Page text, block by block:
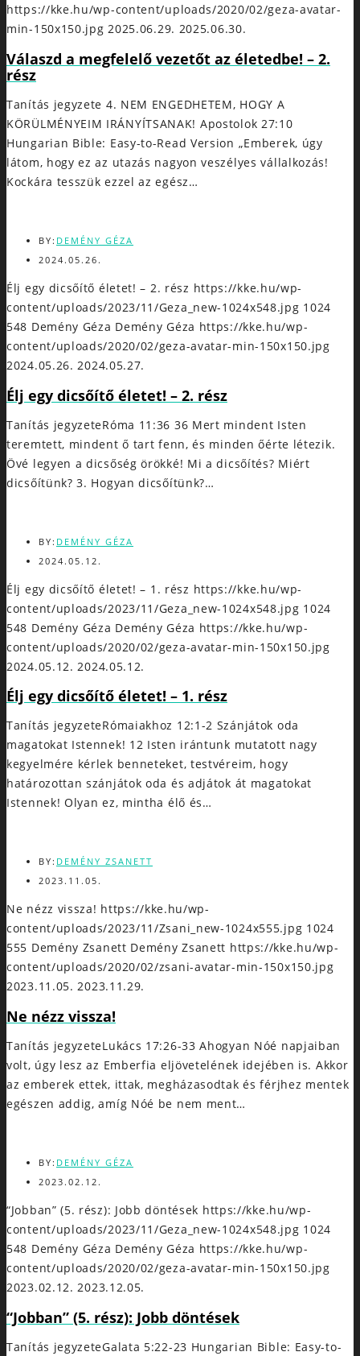
https://kke.hu/wp-content/uploads/2020/02/geza-avatar-
min-150x150.jpg 2025.06.29. 2025.06.30.
Válaszd a megfelelő vezetőt az életedbe! – 2.
rész
Tanítás jegyzete 4. NEM ENGEDHETEM, HOGY A
KÖRÜLMÉNYEIM IRÁNYÍTSANAK! Apostolok 27:10
Hungarian Bible: Easy-to-Read Version „Emberek, úgy
látom, hogy ez az utazás nagyon veszélyes vállalkozás!
Kockára tesszük ezzel az egész…
BY: DEMÉNY GÉZA
2024.05.26.
Élj egy dicsőítő életet! – 2. rész https://kke.hu/wp-
content/uploads/2023/11/Geza_new-1024x548.jpg 1024
548 Demény Géza Demény Géza https://kke.hu/wp-
content/uploads/2020/02/geza-avatar-min-150x150.jpg
2024.05.26. 2024.05.27.
Élj egy dicsőítő életet! – 2. rész
Tanítás jegyzeteRóma 11:36 36 Mert mindent Isten
teremtett, mindent ő tart fenn, és minden őérte létezik.
Övé legyen a dicsőség örökké! Mi a dicsőítés? Miért
dicsőítünk? 3. Hogyan dicsőítünk?…
BY: DEMÉNY GÉZA
2024.05.12.
Élj egy dicsőítő életet! – 1. rész https://kke.hu/wp-
content/uploads/2023/11/Geza_new-1024x548.jpg 1024
548 Demény Géza Demény Géza https://kke.hu/wp-
content/uploads/2020/02/geza-avatar-min-150x150.jpg
2024.05.12. 2024.05.12.
Élj egy dicsőítő életet! – 1. rész
Tanítás jegyzeteRómaiakhoz 12:1-2 Szánjátok oda
magatokat Istennek! 12 Isten irántunk mutatott nagy
kegyelmére kérlek benneteket, testvéreim, hogy
határozottan szánjátok oda és adjátok át magatokat
Istennek! Olyan ez, mintha élő és…
BY: DEMÉNY ZSANETT
2023.11.05.
Ne nézz vissza! https://kke.hu/wp-
content/uploads/2023/11/Zsani_new-1024x555.jpg 1024
555 Demény Zsanett Demény Zsanett https://kke.hu/wp-
content/uploads/2020/02/zsani-avatar-min-150x150.jpg
2023.11.05. 2023.11.29.
Ne nézz vissza!
Tanítás jegyzeteLukács 17:26-33 Ahogyan Nóé napjaiban
volt, úgy lesz az Emberfia eljövetelének idejében is. Akkor
az emberek ettek, ittak, megházasodtak és férjhez mentek
egészen addig, amíg Nóé be nem ment…
BY: DEMÉNY GÉZA
2023.02.12.
“Jobban” (5. rész): Jobb döntések https://kke.hu/wp-
content/uploads/2023/11/Geza_new-1024x548.jpg 1024
548 Demény Géza Demény Géza https://kke.hu/wp-
content/uploads/2020/02/geza-avatar-min-150x150.jpg
2023.02.12. 2023.12.05.
“Jobban” (5. rész): Jobb döntések
Tanítás jegyzeteGalata 5:22-23 Hungarian Bible: Easy-to-